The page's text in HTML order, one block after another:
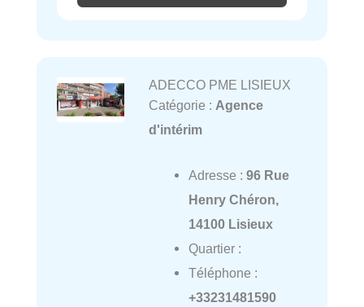
ADECCO PME LISIEUX
Catégorie : Agence
d'intérim
Adresse : 96 Rue
Henry Chéron,
14100 Lisieux
Quartier :
Téléphone :
+33231481590